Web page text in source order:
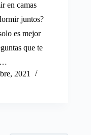
en camas
juntos?
es mejor
que te
2021